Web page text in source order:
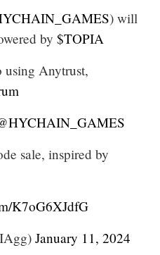
) will
by $TOPIA
Anytrust,
sale, inspired by
K7oG6XJdfG
January 11, 2024